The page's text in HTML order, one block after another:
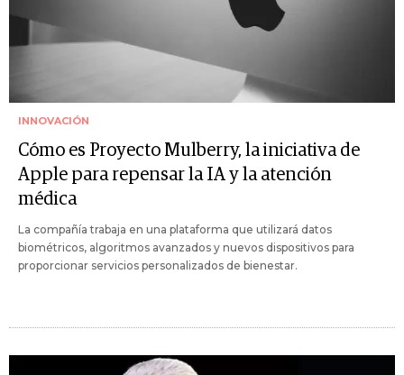
INNOVACIÓN
Cómo es Proyecto Mulberry, la iniciativa de
Apple para repensar la IA y la atención
médica
La compañía trabaja en una plataforma que utilizará datos
biométricos, algoritmos avanzados y nuevos dispositivos para
proporcionar servicios personalizados de bienestar.